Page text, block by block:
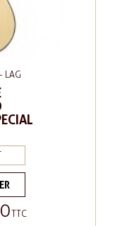
LAG
TTC